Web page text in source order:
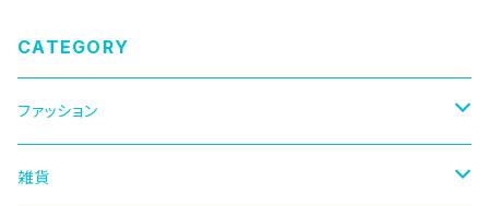
CATEGORY
ファッション
キャップ
雑貨